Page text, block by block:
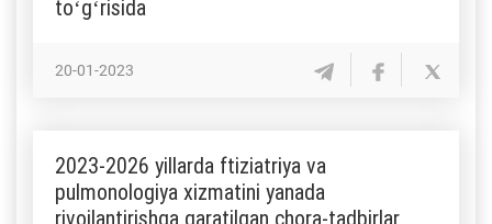
toʻgʻrisida
20-01-2023
2023-2026 yillarda ftiziatriya va
pulmonologiya xizmatini yanada
rivojlantirishga qaratilgan chora-tadbirlar